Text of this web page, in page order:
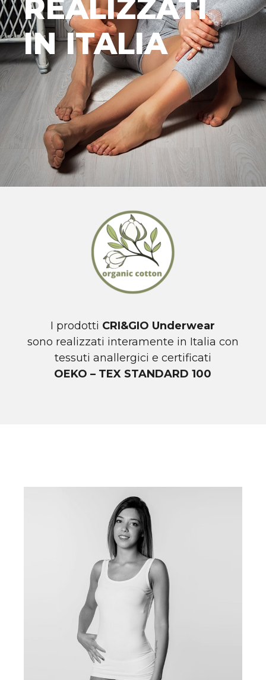
REALIZZATI
IN ITALIA
I prodotti CRI&GIO Underwear
sono realizzati interamente in Italia con
tessuti anallergici e certificati
OEKO – TEX STANDARD 100